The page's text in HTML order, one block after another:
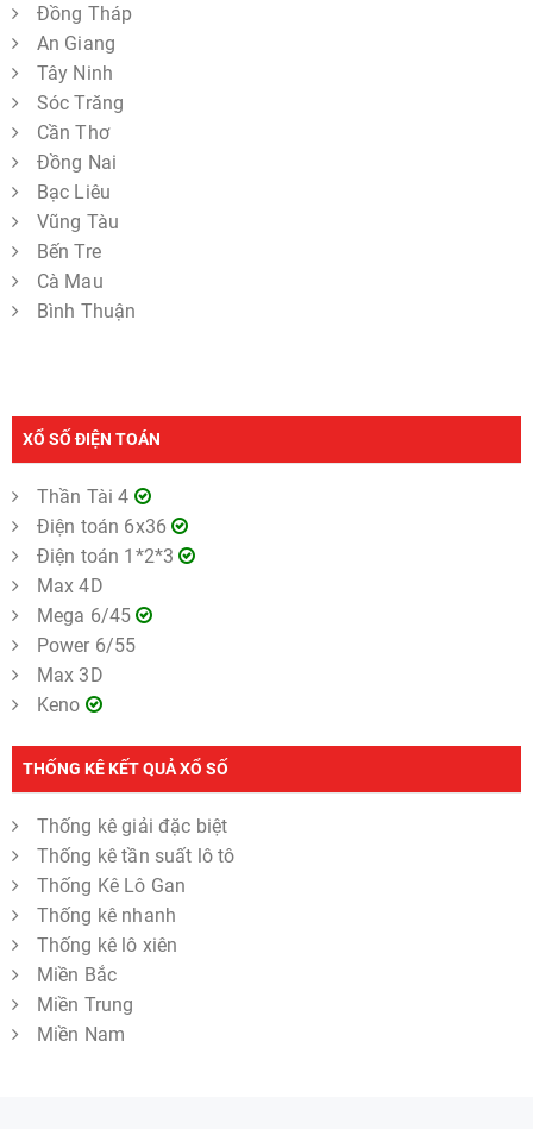
Đồng Tháp
An Giang
Tây Ninh
Sóc Trăng
Cần Thơ
Đồng Nai
Bạc Liêu
Vũng Tàu
Bến Tre
Cà Mau
Bình Thuận
XỔ SỐ ĐIỆN TOÁN
Thần Tài 4
Điện toán 6x36
Điện toán 1*2*3
Max 4D
Mega 6/45
Power 6/55
Max 3D
Keno
THỐNG KÊ KẾT QUẢ XỔ SỐ
Thống kê giải đặc biệt
Thống kê tần suất lô tô
Thống Kê Lô Gan
Thống kê nhanh
Thống kê lô xiên
Miền Bắc
Miền Trung
Miền Nam